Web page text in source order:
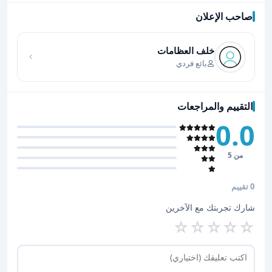
صاحب الإعلان
خلف العظامات
بائع فردي
التقييم والمراجعات
0.0
من 5
0 تقييم
شارك تجربتك مع الآخرين
☆
☆
☆
☆
☆